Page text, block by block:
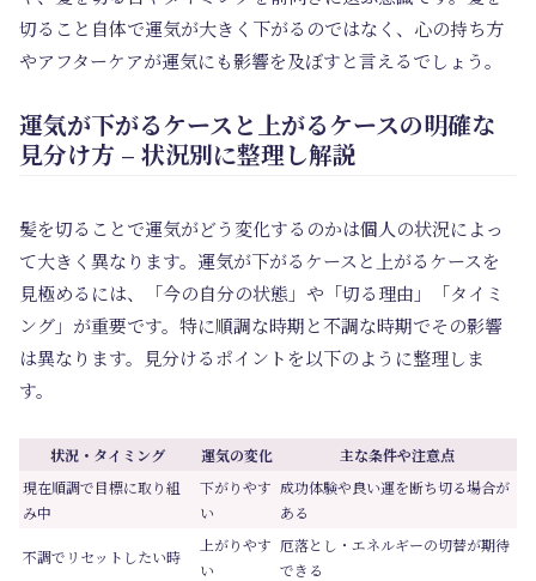
切ること自体で運気が大きく下がるのではなく、心の持ち方
やアフターケアが運気にも影響を及ぼすと言えるでしょう。
運気が下がるケースと上がるケースの明確な
見分け方 – 状況別に整理し解説
髪を切ることで運気がどう変化するのかは個人の状況によっ
て大きく異なります。運気が下がるケースと上がるケースを
見極めるには、「今の自分の状態」や「切る理由」「タイミ
ング」が重要です。特に順調な時期と不調な時期でその影響
は異なります。見分けるポイントを以下のように整理しま
す。
状況・タイミング 運気の変化
主な条件や注意点
現在順調で目標に取り組
み中
下がりやす
い
成功体験や良い運を断ち切る場合が
ある
不調でリセットしたい時
上がりやす
い
厄落とし・エネルギーの切替が期待
できる